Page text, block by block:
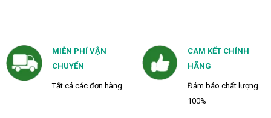
MIỄN PHÍ VẬN
CHUYỂN
Tất cả các đơn hàng
CAM KẾT CHÍNH
HÃNG
Đảm bảo chất lượng
100%